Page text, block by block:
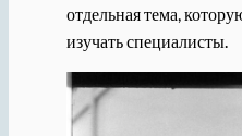
отдельная тема,
изучать специалисты.